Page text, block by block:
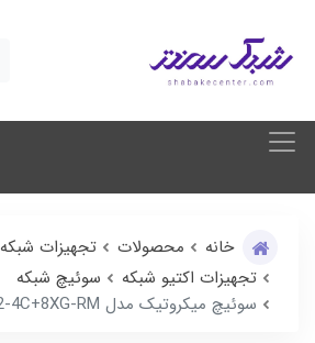
خانه محصولات
تجهیزات شبکه
تجهیزات اکتیو شبکه
سوئیچ شبکه
سوئیچ میکروتیک مدل CRS312-4C+8XG-RM